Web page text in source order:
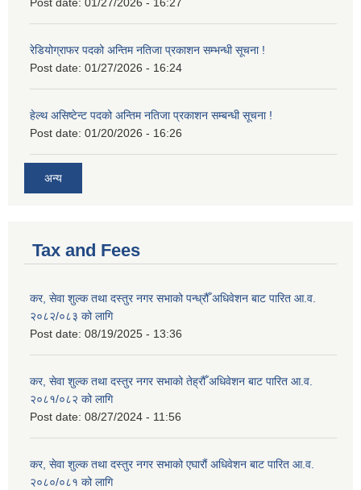
रेडियोग्राफर पदको अन्तिम नतिजा प्रकाशन सम्भन्धी सूचना !
Post date: 01/27/2026 - 16:24
हेल्थ असिष्टेन्ट पदको अन्तिम नतिजा प्रकाशन सम्बन्धी सूचना !
Post date: 01/20/2026 - 16:26
अन्य
Tax and Fees
कर, सेवा शुल्क तथा दस्तुर नगर सभाको पन्ध्रौँ अधिवेशन बाट पारित आ.व.
२०८२/०८३ को लागि
Post date: 08/19/2025 - 13:36
कर, सेवा शुल्क तथा दस्तुर नगर सभाको तेह्रौँ अधिवेशन बाट पारित आ.व.
२०८१/०८२ को लागि
Post date: 08/27/2024 - 11:56
कर, सेवा शुल्क तथा दस्तुर नगर सभाको एघारौं अधिवेशन बाट पारित आ.व.
२०८०/०८१ को लागि